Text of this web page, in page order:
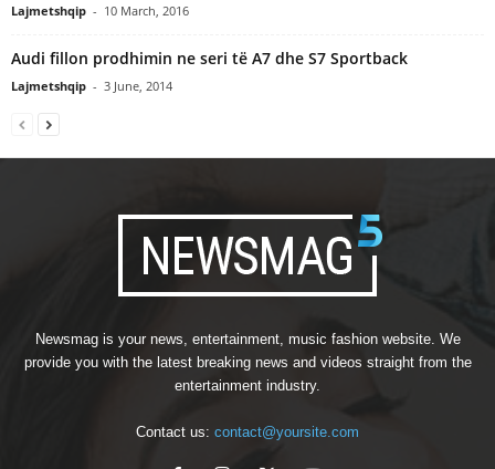
Lajmetshqip - 10 March, 2016
Audi fillon prodhimin ne seri të A7 dhe S7 Sportback
Lajmetshqip - 3 June, 2014
Newsmag is your news, entertainment, music fashion website. We
provide you with the latest breaking news and videos straight from the
entertainment industry.
Contact us: contact@yoursite.com